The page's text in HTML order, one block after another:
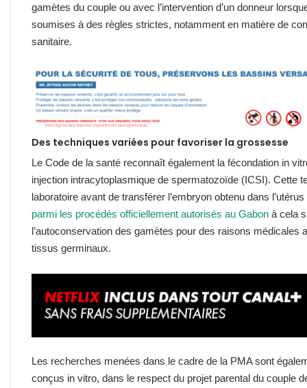
gamètes du couple ou avec l’intervention d’un donneur
soumises à des règles strictes, notamment en matière de
sanitaire.
Des techniques variées pour favoriser la grossesse
Le Code de la santé reconnaît également la fécondation in
injection intracytoplasmique de spermatozoïde (ICSI). Cette
laboratoire avant de transférer l’embryon obtenu dans
parmi les procédés officiellement autorisés au Gabon à cela
l’autoconservation des gamètes pour des raisons
tissus germinaux.
Les recherches menées dans le cadre de la PMA sont
conçus in vitro, dans le respect du projet parental du couple